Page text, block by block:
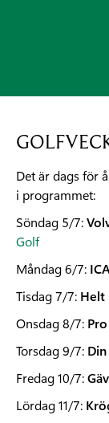
Det är dags för
i programmet:
Söndag 5/7:
Golf
Måndag 6/7:
Tisdag 7/7: Helt
Onsdag 8/7:
Torsdag 9/7:
Fredag 10/7:
Lördag 11/7: